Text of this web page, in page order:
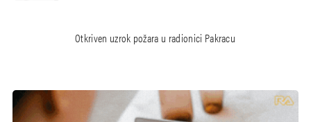
Otkriven uzrok požara u radionici Pakracu